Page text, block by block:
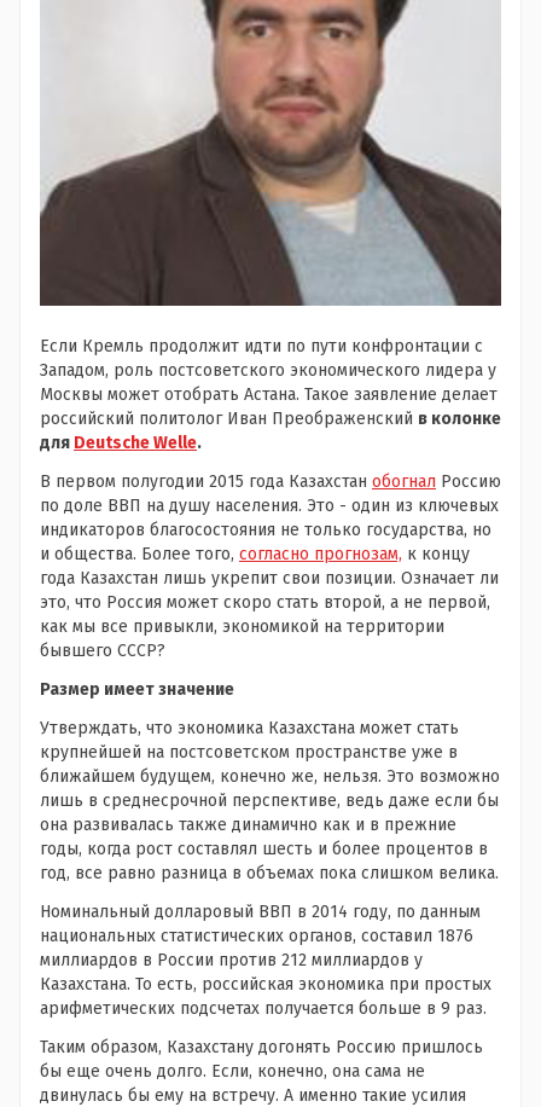
Если Кремль продолжит идти по пути конфронтации с
Западом, роль постсоветского экономического лидера у
Москвы может отобрать Астана. Такое заявление делает
российский политолог Иван Преображенский в колонке
для Deutsche Welle.
В первом полугодии 2015 года Казахстан обогнал Россию
по доле ВВП на душу населения. Это - один из ключевых
индикаторов благосостояния не только государства, но
и общества. Более того, согласно прогнозам, к концу
года Казахстан лишь укрепит свои позиции. Означает ли
это, что Россия может скоро стать второй, а не первой,
как мы все привыкли, экономикой на территории
бывшего СССР?
Размер имеет значение
Утверждать, что экономика Казахстана может стать
крупнейшей на постсоветском пространстве уже в
ближайшем будущем, конечно же, нельзя. Это возможно
лишь в среднесрочной перспективе, ведь даже если бы
она развивалась также динамично как и в прежние
годы, когда рост составлял шесть и более процентов в
год, все равно разница в объемах пока слишком велика.
Номинальный долларовый ВВП в 2014 году, по данным
национальных статистических органов, составил 1876
миллиардов в России против 212 миллиардов у
Казахстана. То есть, российская экономика при простых
арифметических подсчетах получается больше в 9 раз.
Таким образом, Казахстану догонять Россию пришлось
бы еще очень долго. Если, конечно, она сама не
двинулась бы ему на встречу. А именно такие усилия